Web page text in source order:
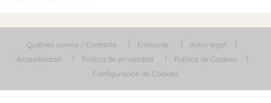
Quiénes somos / Contacta Emisoras
Aviso legal
Accesibilidad
Política de privacidad
Política de Cookies
Configuración de Cookies